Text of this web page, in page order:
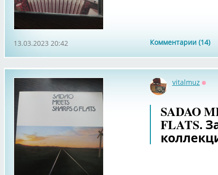
Комментарии (14)
13.03.2023 20:42
vitalmuz
SADAO
FLATS.